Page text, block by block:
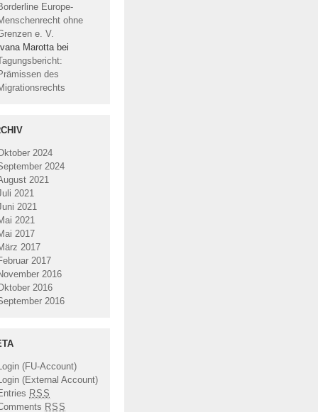
Europe-
ohne
e. V.
Marottabei
des
2024
2024
2021
2021
2021
2021
2017
2017
2017
2016
2016
2016
(FU-Account)
(External Account)
RSS
RSS